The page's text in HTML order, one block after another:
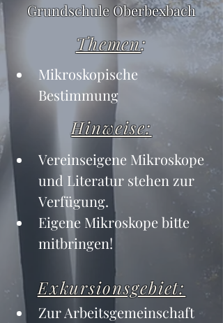
Grundschule Oberbexbach
Themen:
Mikroskopische
Bestimmung
Hinweise:
Vereinseigene Mikroskope
und Literatur stehen zur
Verfügung.
Eigene Mikroskope bitte
mitbringen!
Exkursionsgebiet:
Zur Arbeitsgemeinschaft